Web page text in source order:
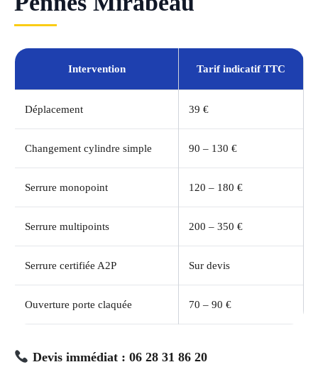
Intervention Tarif indicatif TTC
Déplacement 39 €
Changement cylindre simple 90 – 130 €
Serrure monopoint 120 – 180 €
Serrure multipoints 200 – 350 €
Serrure certifiée A2P Sur devis
Ouverture porte claquée 70 – 90 €
Devis immédiat : 06 28 31 86 20